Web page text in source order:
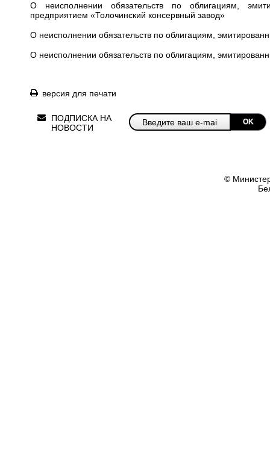
О неисполнении обязательств по облигациям,
предприятием «Толочинский консервный завод»
О неисполнении обязательств по облигациям,
О неисполнении обязательств по облигациям,
версия для печати
ПОДПИСКА НА
НОВОСТИ
OK
©